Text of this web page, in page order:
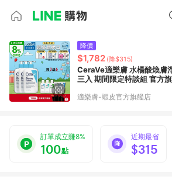
降價
$1,782 (降$315)
CeraVe適樂膚 水楊酸煥膚
三入 期間限定特談組 官方
適樂膚-蝦皮官方旗艦店
訂單成立賺8%
100點
近期最省
$315